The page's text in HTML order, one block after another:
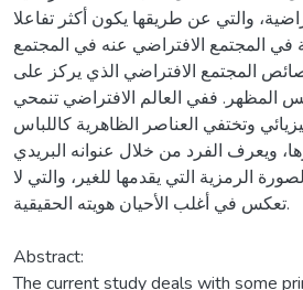
والتي عن طريقها يكون أكثر تفاعلا
المجتمع الافتراضي عنه في المجتمع
المجتمع الافتراضي الذي يركز على
المظهر. ففي العالم الافتراضي تنمحي
وتختفي العناصر الظاهرية كاللباس
ويعرف الفرد من خلال عنوانه البريدي
الرمزية التي يقدمها للغير، والتي لا
تعكس في أغلب الأحيان هويته الحقيقية.
Abstract:
The current study deals with some